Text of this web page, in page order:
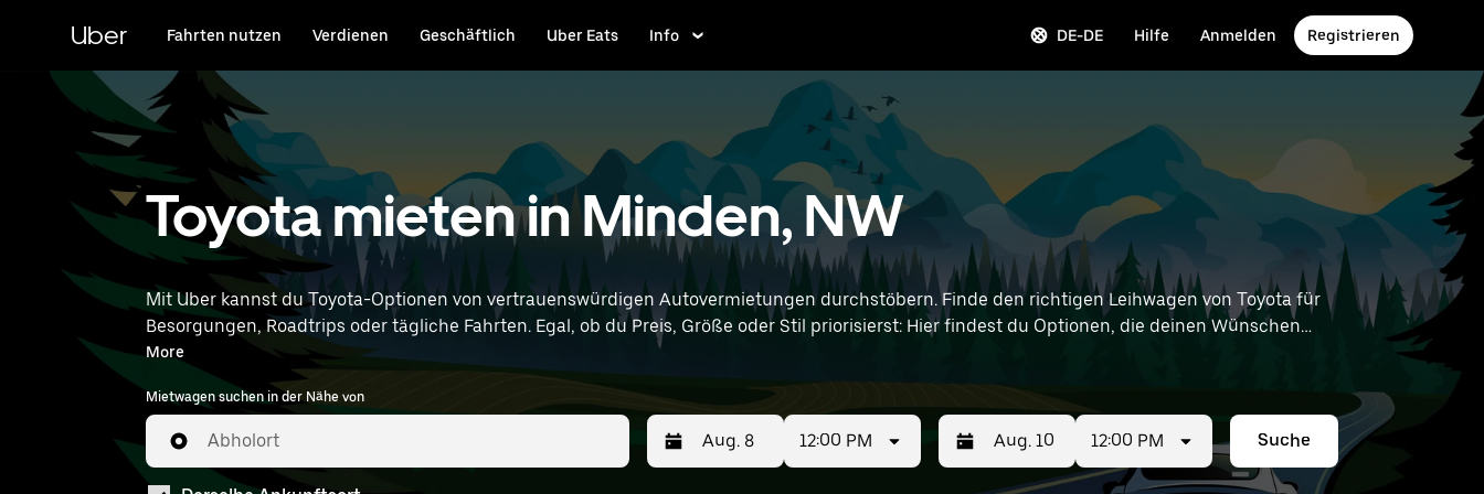
HauptinhaltUber Fahrten nutzen Verdienen Geschäftlich Uber Eats Info DE-DE Hilfe Anmelden Registrieren
Toyota mieten in Minden, NW
Mit Uber kannst du Toyota-Optionen von vertrauenswürdigen Autovermietungen durchstöbern. Finde den richtigen Leihwagen von Toyota für
Besorgungen, Roadtrips oder tägliche Fahrten. Egal, ob du Preis, Größe oder Stil priorisierst: Hier findest du Optionen, die deinen Wünschen
entsprechen. Gib deine Zeit- und Standortangaben (z. B. Hannover Airport) ein, um Toyota-Vermietungen in deiner Nähe zu finden.
More
Mietwagen suchen in der Nähe von
Abholort 12:00 PM 12:00 PM Suche